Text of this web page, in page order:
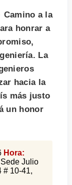
Camino a la
honrar a
La
hacia la
más justo
un honor
Hora:
Sede Julio
# 10-41,